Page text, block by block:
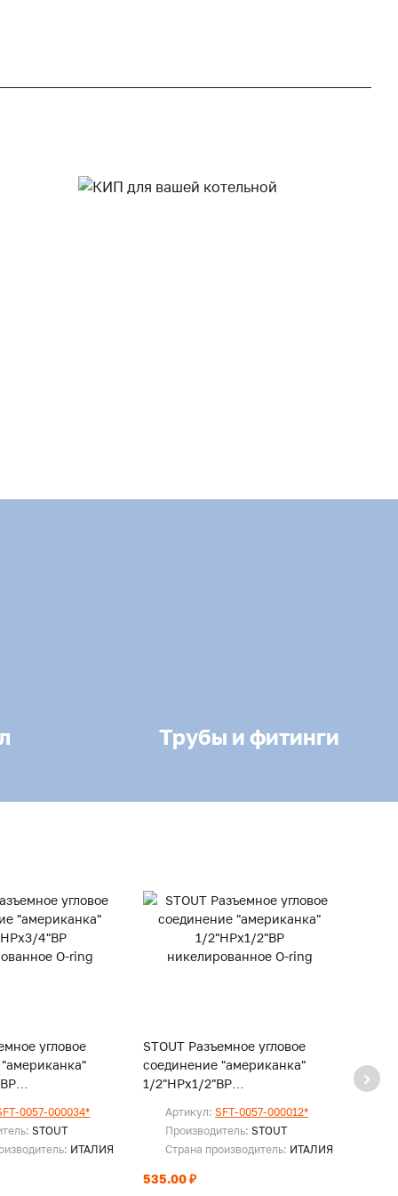
Трубы и фитинги
угловое
0057-000034*
STOUT
ИТАЛИЯ
STOUT Разъемное угловое
соединение "американка"
1/2"НРx1/2"ВР
Артикул:SFT-0057-000012*
Производитель:STOUT
Страна производитель: ИТАЛИЯ
535.00 ₽
1/